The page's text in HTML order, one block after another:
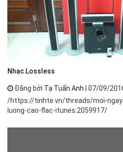
Nhạc Lossless
Đăng bởi Tạ Tuấn Anh | 07/09/
/https://tinhte.vn/threads/moi-
luong-cao-flac-itunes.2059917/